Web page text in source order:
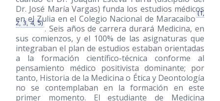
Dr. José María Vargas) funda los estudios médicos
en el Zulia en el Colegio Nacional de Maracaibo
(1,
2, 3, 4, 5)
. Seis años de carrera durará Medicina, en
sus comienzos, y el 100% de las asignaturas que
integraban el plan de estudios estaban orientadas
a la formación científico-técnica conforme al
pensamiento médico positivista dominante; por
tanto, Historia de la Medicina o Ética y Deontología
no se contemplaban en la formación en este
primer momento. El estudiante de Medicina